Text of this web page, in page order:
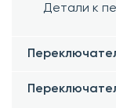
Детали к